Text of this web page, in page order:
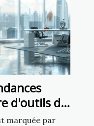
d'outils de
marquée par